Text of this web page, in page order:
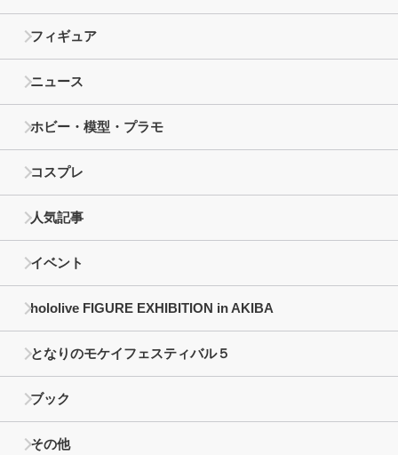
フィギュア
ニュース
ホビー・模型・プラモ
コスプレ
人気記事
イベント
hololive FIGURE EXHIBITION in AKIBA
となりのモケイフェスティバル５
ブック
その他